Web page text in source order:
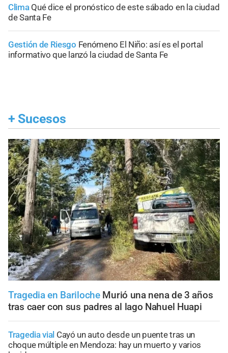
Clima Qué dice el pronóstico de este sábado en la ciudad
de Santa Fe
Gestión de Riesgo Fenómeno El Niño: así es el portal
informativo que lanzó la ciudad de Santa Fe
+ Sucesos
Tragedia en Bariloche Murió una nena de 3 años
tras caer con sus padres al lago Nahuel Huapi
Tragedia vial Cayó un auto desde un puente tras un
choque múltiple en Mendoza: hay un muerto y varios